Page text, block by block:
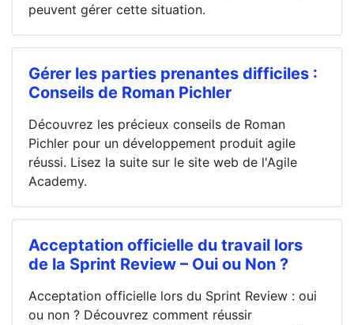
peuvent gérer cette situation.
Gérer les parties prenantes difficiles :
Conseils de Roman Pichler
Découvrez les précieux conseils de Roman
Pichler pour un développement produit agile
réussi. Lisez la suite sur le site web de l'Agile
Academy.
Acceptation officielle du travail lors
de la Sprint Review – Oui ou Non ?
Acceptation officielle lors du Sprint Review : oui
ou non ? Découvrez comment réussir